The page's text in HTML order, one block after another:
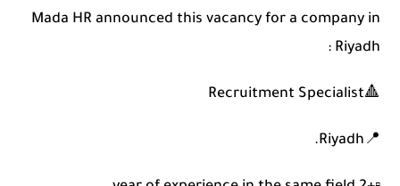
Mada HR announced this vacancy for a company in
Riyadh :
🔺Recruitment Specialist
📍Riyadh.